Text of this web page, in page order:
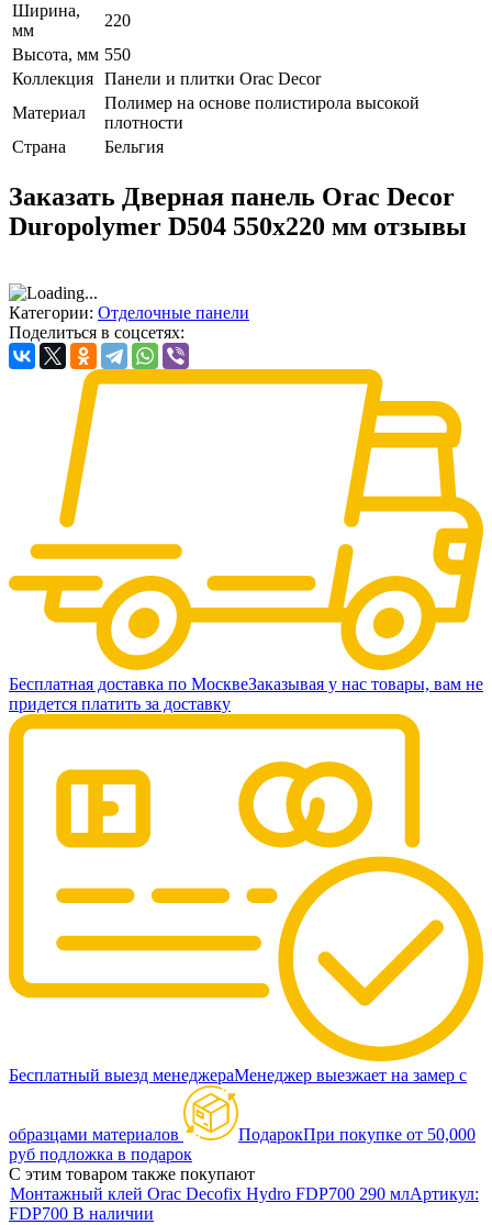
Ширина,
мм
220
Высота, мм 550
Коллекция Панели и плитки Orac Decor
Материал
Полимер на основе полистирола высокой
плотности
Страна
Бельгия
Заказать Дверная панель Orac Decor
Duropolymer D504 550х220 мм отзывы
Категории: Отделочные панели
Поделиться в соцсетях:
Бесплатная доставка по МосквеЗаказывая у нас товары, вам не
придется платить за доставку
Бесплатный выезд менеджераМенеджер выезжает на замер с
образцами материалов ПодарокПри покупке от 50,000
руб подложка в подарок
С этим товаром также покупают
Монтажный клей Orac Decofix Hydro FDP700 290 млАртикул:
FDP700 В наличии